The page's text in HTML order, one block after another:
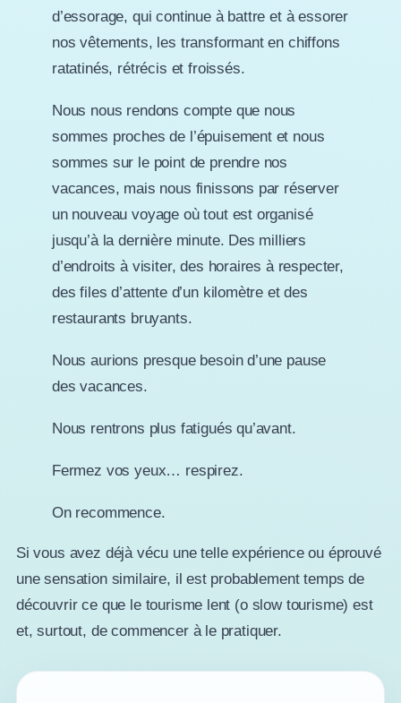
d’essorage, qui continue à battre et à essorer
nos vêtements, les transformant en chiffons
ratatinés, rétrécis et froissés.
Nous nous rendons compte que nous
sommes proches de l’épuisement et nous
sommes sur le point de prendre nos
vacances, mais nous finissons par réserver
un nouveau voyage où tout est organisé
jusqu’à la dernière minute. Des milliers
d’endroits à visiter, des horaires à respecter,
des files d’attente d’un kilomètre et des
restaurants bruyants.
Nous aurions presque besoin d’une pause
des vacances.
Nous rentrons plus fatigués qu’avant.
Fermez vos yeux… respirez.
On recommence.
Si vous avez déjà vécu une telle expérience ou éprouvé
une sensation similaire, il est probablement temps de
découvrir ce que le tourisme lent (o slow tourisme) est
et, surtout, de commencer à le pratiquer.